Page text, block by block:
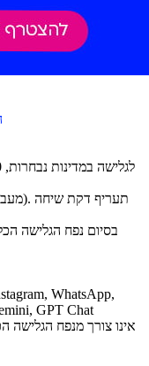
בסיום נפח הגלישה
WhatsApp,
GPT Chat
אינו צורך מנפח הגלישה